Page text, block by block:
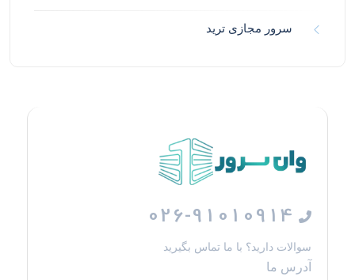
سرور مجازی ترید
026-91010914
سوالات دارید؟ با ما تماس بگیرید
آدرس ما